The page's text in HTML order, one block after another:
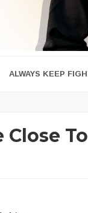
ALWAYS KEEP
Close